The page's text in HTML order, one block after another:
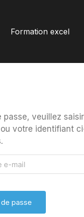
Formation excel
passe, veuillez saisir
votre identifiant